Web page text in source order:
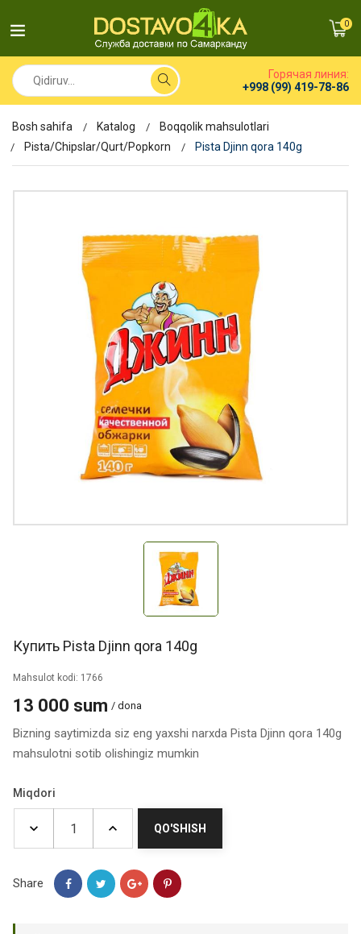
0
Горячая линия:
+998 (99) 419-78-86
Bosh sahifa Katalog
Boqqolik mahsulotlari
Pista/Chipslar/Qurt/Popkorn
Pista Djinn qora 140g
Купить Pista Djinn qora 140g
Mahsulot kodi: 1766
13 000 sum / dona
Bizning saytimizda siz eng yaxshi narxda Pista Djinn qora 140g
mahsulotni sotib olishingiz mumkin
Miqdori
QO'SHISH
Share